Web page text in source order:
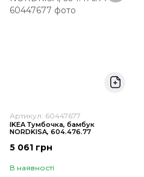
Артикул: 60447677
IKEA Тумбочка, бамбук
NORDKISA, 604.476.77
5 061 грн
В наявності